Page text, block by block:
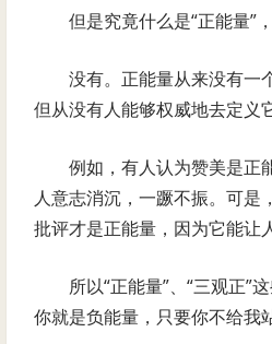
但是究竟什么是“正能量”
没有。正能量从来没有一
但从没有人能够权威地去定义它
例如，有人认为赞美是正
人意志消沉，一蹶不振。可是
批评才是正能量，因为它能让
所以“正能量”、“三观正
你就是负能量，只要你不给我